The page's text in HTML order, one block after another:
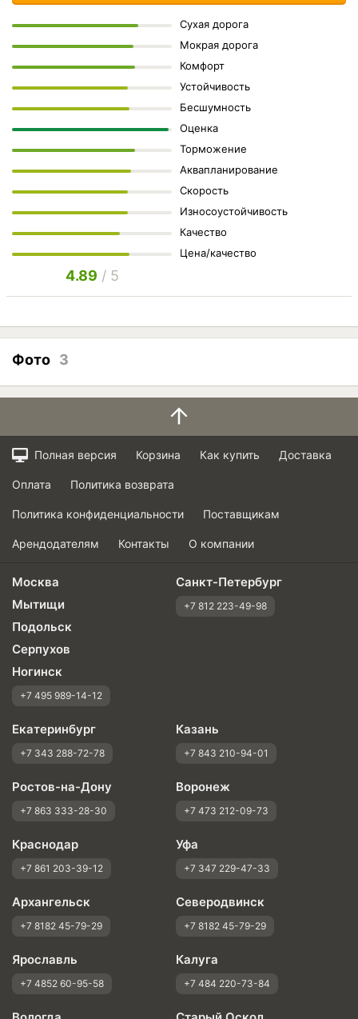
Сухая дорога
Мокрая дорога
Комфорт
Устойчивость
Бесшумность
Оценка
Торможение
Аквапланирование
Скорость
Износоустойчивость
Качество
Цена/качество
4.89 / 5
Фото 3
Полная версия Корзина Как купить Доставка
Оплата Политика возврата
Политика конфиденциальности Поставщикам
Арендодателям Контакты О компании
Москва
Мытищи
Подольск
Серпухов
Ногинск
+7 495 989-14-12
Санкт-Петербург
+7 812 223-49-98
Екатеринбург
+7 343 288-72-78
Казань
+7 843 210-94-01
Ростов-на-Дону
+7 863 333-28-30
Воронеж
+7 473 212-09-73
Краснодар
+7 861 203-39-12
Уфа
+7 347 229-47-33
Архангельск
+7 8182 45-79-29
Северодвинск
+7 8182 45-79-29
Ярославль
+7 4852 60-95-58
Калуга
+7 484 220-73-84